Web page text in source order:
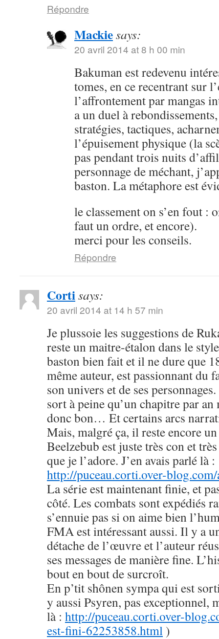
Répondre
Mackiesays:
20 avril 2014 at 8 h 00 min
Bakuman est redevenu
tomes, en ce recentrant sur
l’affrontement par mangas
a un duel à
stratégies, tactiques,
l’épuisement physique (la
pas pendant trois nuits
personnage de méchant,
baston. La métaphore est
le classement on s’en fout :
faut un ordre, et encore).
merci pour les conseils.
Répondre
Cortisays:
20 avril 2014 at 14 h 57 min
Je plussoie les suggestions de
reste un maitre-étalon dans le
baston bien fait et il ne dure que
même auteur, est passionnant du
son univers et de ses
sort à peine qu’un chapitre par
donc bon… Et certains arcs
Mais, malgré ça, il reste encore
Beelzebub est juste très con et
que je l’adore. J’en avais parlé là :
http://puceau.corti.over-
La série est maintenant finie, et
côté. Les combats sont expédiés
s’ennuie pas si on aime bien
FMA est intéressant aussi. Il y a
détache de l’œuvre et l’auteur
ses messages de manière fine.
bout en bout de surcroît.
En p’tit shônen sympa qui est
y aussi Psyren, pas exceptionnel,
là : http://puceau.corti.over-
est-fini-62253858.html )